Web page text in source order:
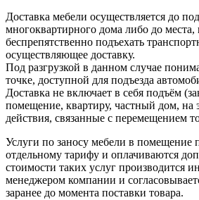
Доставка мебели осуществляется до
многоквартирного дома либо до места,
беспрепятственно подъехать
осуществляющее доставку.
Под разгрузкой в данном случае
точке, доступной для подъезда
Доставка не включает в себя подъём
помещение, квартиру, частный дом, на
действия, связанные с перемещением
Услуги по заносу мебели в помещение
отдельному тарифу и оплачиваются
стоимости таких услуг производится
менеджером компании и
заранее до момента поставки товара.